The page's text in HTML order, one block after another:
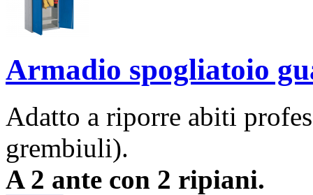
Armadio spogliatoio
Adatto a riporre abiti
grembiuli).
A 2 ante con 2 ripiani.